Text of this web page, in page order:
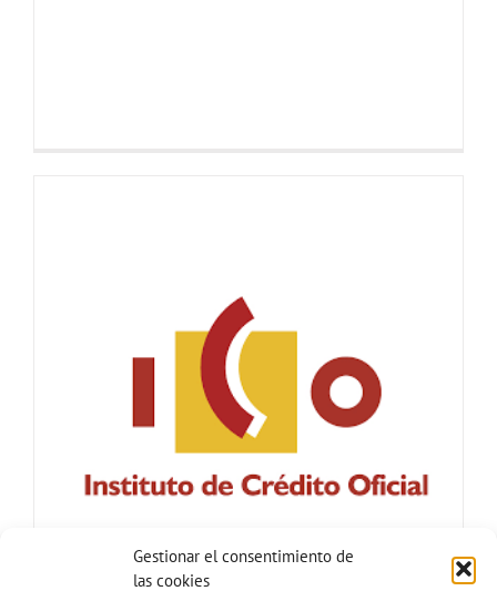
Gestionar el consentimiento de
las cookies